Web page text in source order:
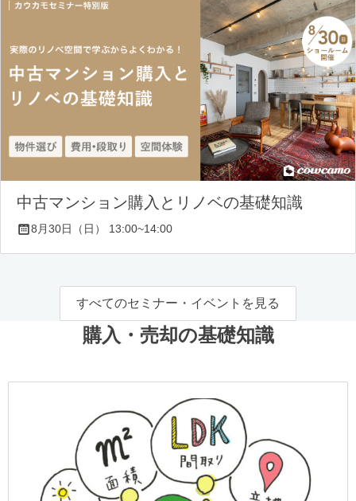
中古マンション購入とリノベの基礎知識
8月30日（日） 13:00~14:00
すべてのセミナー・イベントを見る
購入・売却の基礎知識